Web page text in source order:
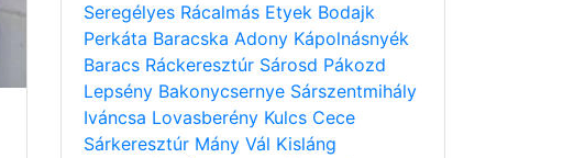
Seregélyes Rácalmás Etyek Bodajk
Perkáta Baracska Adony Kápolnásnyék
Baracs Ráckeresztúr Sárosd Pákozd
Lepsény Bakonycsernye Sárszentmihály
Iváncsa Lovasberény Kulcs Cece
Sárkeresztúr Mány Vál Kisláng